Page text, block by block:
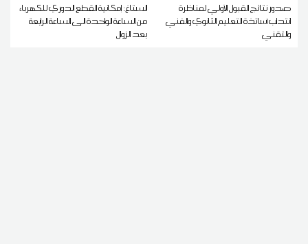
صدور نتائج القبول الأولي لمناظرة
انتداب أساتذة التعليم الثانوي والفني
والتقني
الستاغ: إمكانية القطع الدوري للكهرباء
من الساعة الواحدة الى الساعة الرابعة
بعد الزوال